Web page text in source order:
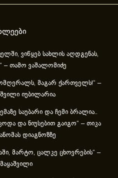
ვიწყებ სახლის აღდგენას,
– თამო ვაშალომიძე
მაგარ ქართველს!“ –
იუბილარია
საუბარი და ჩემი ბრალია..
და ნიუსებით გაიგო“ – თიკა
დიაგნოზზე
მარ­ტო, ცალ­კე ცხოვ­რე­ბის“ –